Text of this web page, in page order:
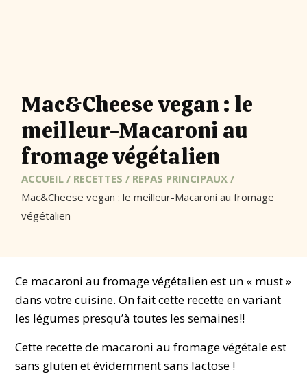
Mac&Cheese vegan : le
meilleur-Macaroni au
fromage végétalien
ACCUEIL / RECETTES / REPAS PRINCIPAUX /
Mac&Cheese vegan : le meilleur-Macaroni au fromage
végétalien
Ce macaroni au fromage végétalien est un « must »
dans votre cuisine. On fait cette recette en variant
les légumes presqu’à toutes les semaines!!
Cette recette de macaroni au fromage végétale est
sans gluten et évidemment sans lactose !